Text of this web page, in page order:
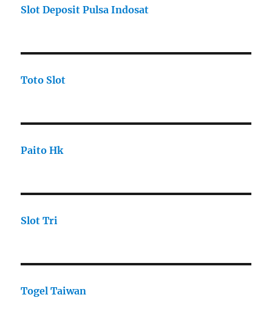
Slot Deposit Pulsa Indosat
Toto Slot
Paito Hk
Slot Tri
Togel Taiwan